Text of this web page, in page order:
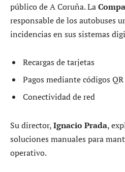
público de A Coruña. La
responsable de los autobuses
incidencias en sus sistemas
Recargas de tarjetas
Pagos mediante códigos QR
Conectividad de red
Su director,Ignacio Prada,
soluciones manuales para
operativo.